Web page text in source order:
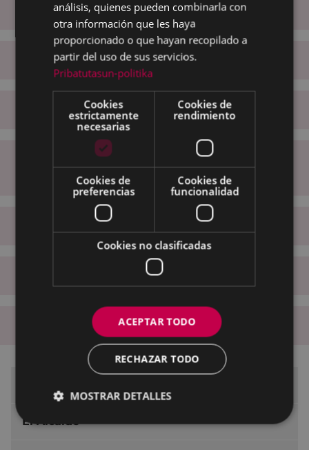
Servicios
Compromisos
Derechos de las personas usuarias
Obligaciones de las personas
usuarias
Maneras de participación ciudadana
Normativas y leyes
Encuesta de valoración
El Alcalde
análisis, quienes pueden combinarla con
otra información que les haya
proporcionado o que hayan recopilado a
partir del uso de sus servicios.
Pribatutasun-politika
Cookies
estrictamente
necesarias
Cookies de
rendimiento
Cookies de
preferencias
Cookies de
funcionalidad
Cookies no clasificadas
ACEPTAR TODO
RECHAZAR TODO
MOSTRAR DETALLES